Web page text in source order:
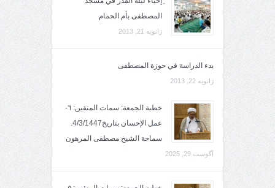
المصطفى بأم الحمام
ژانویه 21, 2013
بدء الدراسة في حوزة المصطفى
ژانویه 22, 2013
خطبة الجمعة: سمات المتقين: ٦-
عمل الإحسان بتاريخ4/3/1447.
سماحة الشيخ مصطفى المرهون
آگوست 29, 2025